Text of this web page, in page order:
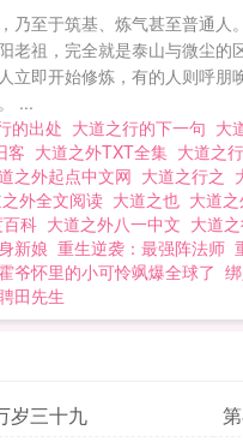
至于筑基、炼气甚至普通
祖，完全就是泰山与微尘
即开始修炼，有的人则呼
...
的出处 大道之行的下一句 大
客 大道之外TXT全集 大道之
之外起点中文网 大道之行之
外全文阅读 大道之也 大道
科 大道之外八一中文 大道
新娘 重生逆袭：最强阵法师
爷怀里的小可怜飒爆全球了
田先生
岁三十九